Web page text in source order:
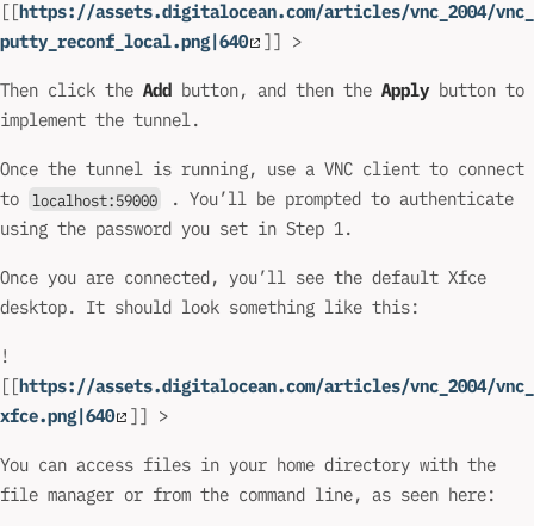
[[https://assets.digitalocean.com/articles/vnc_2004/vnc_
putty_reconf_local.png|640
]] >
Then click the Add button, and then the Applybutton to
implement the tunnel.
Once the tunnel is running, use a VNC client to connect
to
localhost:59000
. You’ll be prompted to authenticate
using the password you set in Step 1.
Once you are connected, you’ll see the default Xfce
desktop. It should look something like this:
!
[[https://assets.digitalocean.com/articles/vnc_2004/vnc_
xfce.png|640
]] >
You can access files in your home directory with the
file manager or from the command line, as seen here: